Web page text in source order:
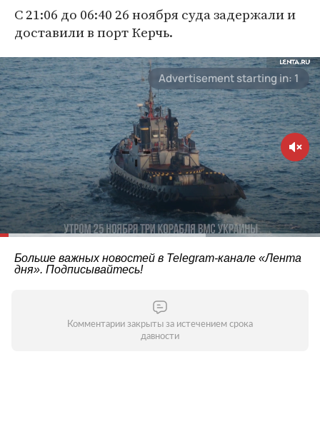
С 21:06 до 06:40 26 ноября суда задержали и
доставили в порт Керчь.
Больше важных новостей в Telegram-канале «Лента
дня». Подписывайтесь!
Комментарии закрыты за истечением срока
давности